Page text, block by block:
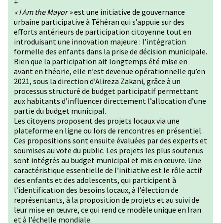
+
« I Am the Mayor »est une initiative de gouvernance
urbaine participative à Téhéran qui s’appuie sur des
efforts antérieurs de participation citoyenne tout en
introduisant une innovation majeure : l’intégration
formelle des enfants dans la prise de décision municipale.
Bien que la participation ait longtemps été mise en
avant en théorie, elle n’est devenue opérationnelle qu’en
2021, sous la direction d’Alireza Zakani, grâce à un
processus structuré de budget participatif permettant
aux habitants d’influencer directement l’allocation d’une
partie du budget municipal.
Les citoyens proposent des projets locaux via une
plateforme en ligne ou lors de rencontres en présentiel.
Ces propositions sont ensuite évaluées par des experts et
soumises au vote du public. Les projets les plus soutenus
sont intégrés au budget municipal et mis en œuvre. Une
caractéristique essentielle de l’initiative est le rôle actif
des enfants et des adolescents, qui participent à
l’identification des besoins locaux, à l’élection de
représentants, à la proposition de projets et au suivi de
leur mise en œuvre, ce qui rend ce modèle unique en Iran
et à l’échelle mondiale.